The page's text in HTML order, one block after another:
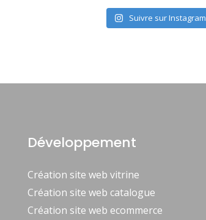
Suivre sur Instagram
Développement
Création site web vitrine
Création site web catalogue
Création site web ecommerce